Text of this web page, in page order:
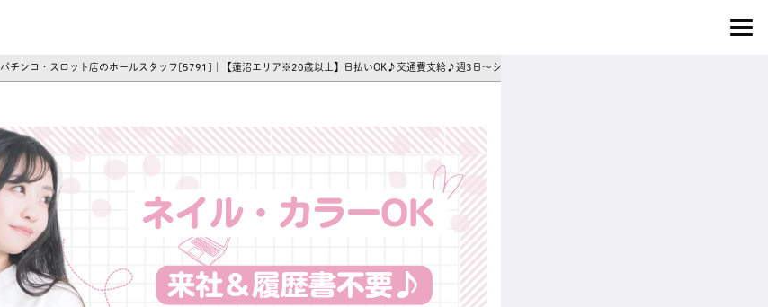
パチンコ・スロット店のホールスタッフ[5791]｜【蓮沼エリア※20歳以上】日払いOK♪交通費支給♪週3日～シフト相談◎